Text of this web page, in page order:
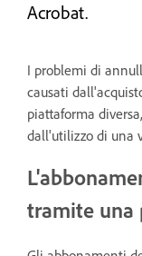
Acrobat.
I problemi di
causati
piattaforma
dall'utilizzo di una
tramite una